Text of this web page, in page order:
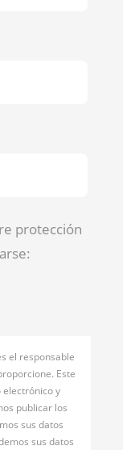
protección
el responsable
Este
y
publicar los
sus datos
sus datos